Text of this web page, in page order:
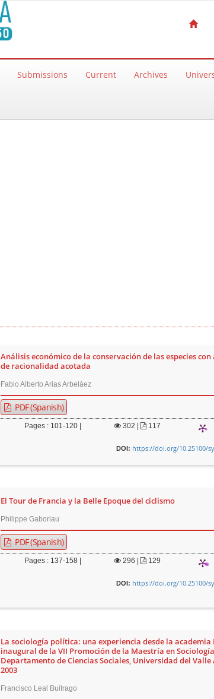
Submissions Current Archives
Análisis económico de la conservación de las especies con
de racionalidad acotada
Fabio Alberto Arias Arbeláez
PDF (Spanish)
Pages : 101-120 | 302 117
DOI: https://doi.org/10.25100/
El Tour de Francia y la Belle Epoque del ciclismo
Philippe Gaboriau
PDF (Spanish)
Pages : 137-158 | 296 129
DOI: https://doi.org/10.25100/
La sociología política: una experiencia desde la academia
inaugural de la VII Promoción de la Maestría en Sociología
Departamento de Ciencias Sociales, Universidad del
2003
Francisco Leal Buitrago